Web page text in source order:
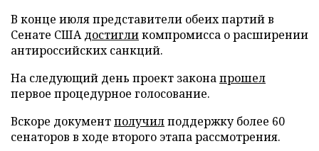
В конце июля представители обеих партий в
Сенате СШАдостигликомпромисса о расширении
антироссийских санкций.
На следующий день проект законапрошел
первое процедурное голосование.
Вскоре документполучилподдержку более 60
сенаторов в ходе второго этапа рассмотрения.